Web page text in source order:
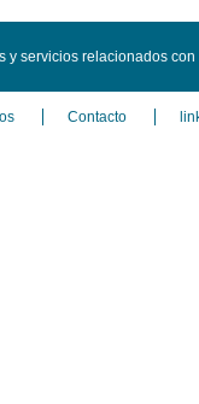
y servicios relacionados
Contacto